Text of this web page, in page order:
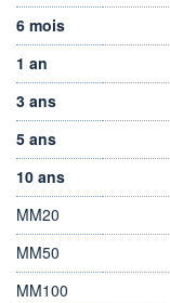
6 mois
1 an
3 ans
5 ans
10 ans
MM20
MM50
MM100